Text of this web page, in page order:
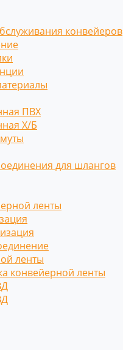
конвейеров
ПВХ
Х/Б
для шлангов
ленты
ленты
конвейерной ленты